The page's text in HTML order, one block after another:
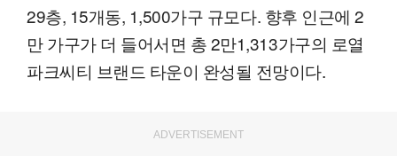
29층, 15개동, 1,500가구 규모다. 향후 인근에 2
만 가구가 더 들어서면 총 2만1,313가구의 로열
파크씨티 브랜드 타운이 완성될 전망이다.
ADVERTISEMENT